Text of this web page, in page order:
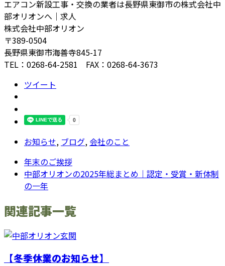
エアコン新設工事・交換の業者は長野県東御市の株式会社中
部オリオンへ｜求人
株式会社中部オリオン
〒389-0504
長野県東御市海善寺845-17
TEL：0268-64-2581 FAX：0268-64-3673
ツイート
お知らせ, ブログ, 会社のこと
年末のご挨拶
中部オリオンの2025年総まとめ｜認定・受賞・新体制
の一年
関連記事一覧
【冬季休業のお知らせ】